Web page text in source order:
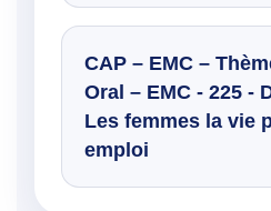
CAP – EMC –
Oral – EMC - 225 -
Les femmes la vie
emploi